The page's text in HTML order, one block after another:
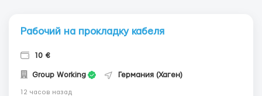
Рабочий на прокладку кабеля
10 €
Group Working Германия (Хаген)
12 часов назад